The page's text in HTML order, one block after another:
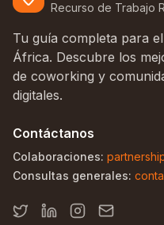
Recurso de Trabajo
Tu guía completa para
África. Descubre los
de coworking y
digitales.
Contáctanos
Colaboraciones:
Consultas generales: